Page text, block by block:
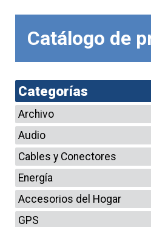
Catálogo de
Categorías
Archivo
Audio
Cables y Conectores
Energía
Accesorios del Hogar
GPS